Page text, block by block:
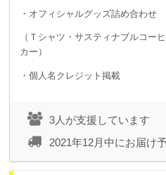
・オフィシャルグッズ詰め合わせ
（Ｔシャツ・サスティナブルコー
カー）
・個人名クレジット掲載
3人が支援しています
2021年12月中にお届け